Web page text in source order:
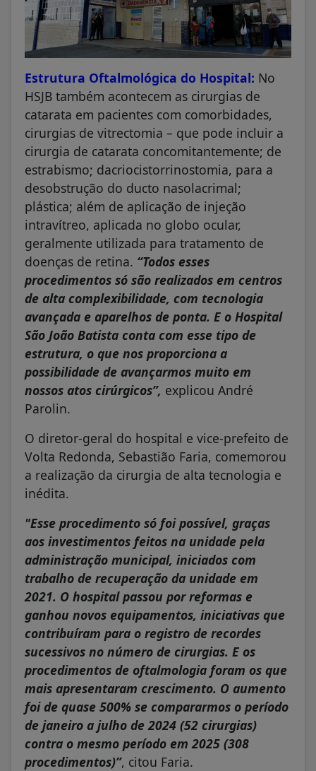
Estrutura Oftalmológica do Hospital: No
HSJB também acontecem as cirurgias de
catarata em pacientes com comorbidades,
cirurgias de vitrectomia – que pode incluir a
cirurgia de catarata concomitantemente; de
estrabismo; dacriocistorrinostomia, para a
desobstrução do ducto nasolacrimal;
plástica; além de aplicação de injeção
intravítreo, aplicada no globo ocular,
geralmente utilizada para tratamento de
doenças de retina. “Todos esses
procedimentos só são realizados em centros
de alta complexibilidade, com tecnologia
avançada e aparelhos de ponta. E o Hospital
São João Batista conta com esse tipo de
estrutura, o que nos proporciona a
possibilidade de avançarmos muito em
nossos atos cirúrgicos”, explicou André
Parolin.
O diretor-geral do hospital e vice-prefeito de
Volta Redonda, Sebastião Faria, comemorou
a realização da cirurgia de alta tecnologia e
inédita.
"Esse procedimento só foi possível, graças
aos investimentos feitos na unidade pela
administração municipal, iniciados com
trabalho de recuperação da unidade em
2021. O hospital passou por reformas e
ganhou novos equipamentos, iniciativas que
contribuíram para o registro de recordes
sucessivos no número de cirurgias. E os
procedimentos de oftalmologia foram os que
mais apresentaram crescimento. O aumento
foi de quase 500% se compararmos o período
de janeiro a julho de 2024 (52 cirurgias)
contra o mesmo período em 2025 (308
procedimentos)”, citou Faria.